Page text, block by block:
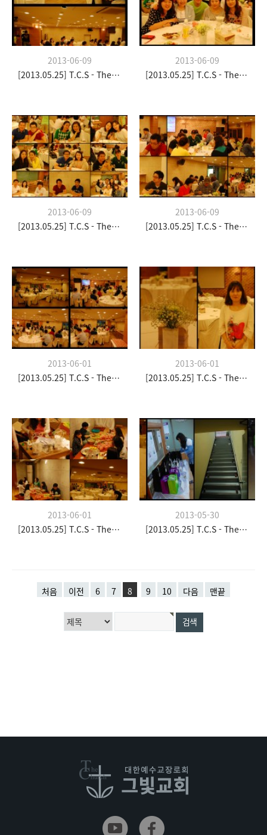
2013-06-09
[2013.05.25] T.C.S - The Church Stay
2013-06-09
[2013.05.25] T.C.S - The Church Stay
2013-06-09
[2013.05.25] T.C.S - The Church Stay
2013-06-09
[2013.05.25] T.C.S - The Church Stay
2013-06-01
[2013.05.25] T.C.S - The Church Stay
2013-06-01
[2013.05.25] T.C.S - The Church Stay
2013-06-01
[2013.05.25] T.C.S - The Church Stay
2013-05-30
[2013.05.25] T.C.S - The Church Stay
처음 이전 6 7 8 9 10 다음 맨끝